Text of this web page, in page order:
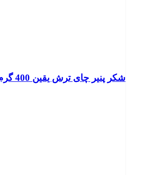
شکر پنیر چای ترش یقین 400 گرم